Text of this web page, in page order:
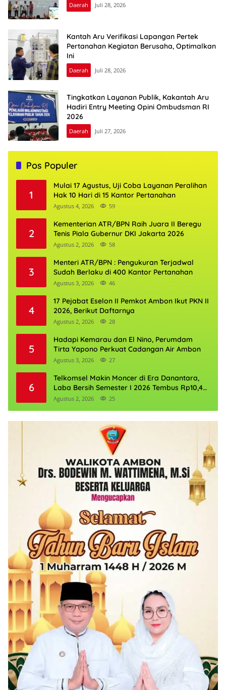
Daerah Juli 28, 2026
Kantah Aru Verifikasi Lapangan Pertek
Pertanahan Kegiatan Berusaha, Optimalkan
Ini
Daerah Juli 28, 2026
Tingkatkan Layanan Publik, Kakantah Aru
Hadiri Entry Meeting Opini Ombudsman RI
2026
Daerah Juli 27, 2026
Pos Populer
1
Mulai 17 Agustus, Uji Coba Layanan Peralihan
Hak 10 Hari di 15 Kantor Pertanahan
Agustus 4, 2026 59
2
Kementerian ATR/BPN Raih Juara II Beregu
Tenis Piala Gubernur DKI Jakarta 2026
Agustus 2, 2026 58
3
Menteri ATR/BPN : Pengukuran Terjadwal
Sudah Berlaku di 400 Kantor Pertanahan
Agustus 3, 2026 46
4
17 Pejabat Eselon II Pemkot Ambon Ikut PKN II
2026, Berikut Daftarnya
Agustus 2, 2026 28
5
Hadapi Kemarau dan El Nino, Perumdam
Tirta Yapono Perkuat Cadangan Air Ambon
Agustus 3, 2026 27
6
Telkomsel Makin Moncer di Era Danantara,
Laba Bersih Semester I 2026 Tembus Rp10,4
Triliun
Agustus 2, 2026 25